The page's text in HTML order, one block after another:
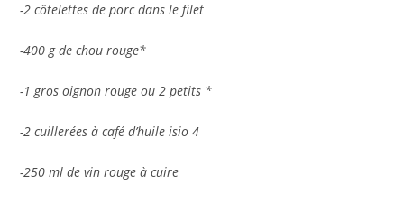
-2 côtelettes de porc dans le filet
-400 g de chou rouge*
-1 gros oignon rouge ou 2 petits *
-2 cuillerées à café d’huile isio 4
-250 ml de vin rouge à cuire